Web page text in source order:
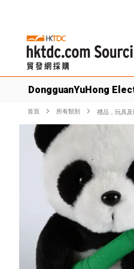
DongguanYuHong
首頁 所有類別 禮品，玩具